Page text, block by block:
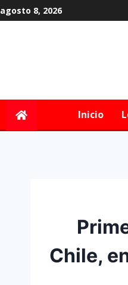
agosto 8, 2026
Inicio
Chile,